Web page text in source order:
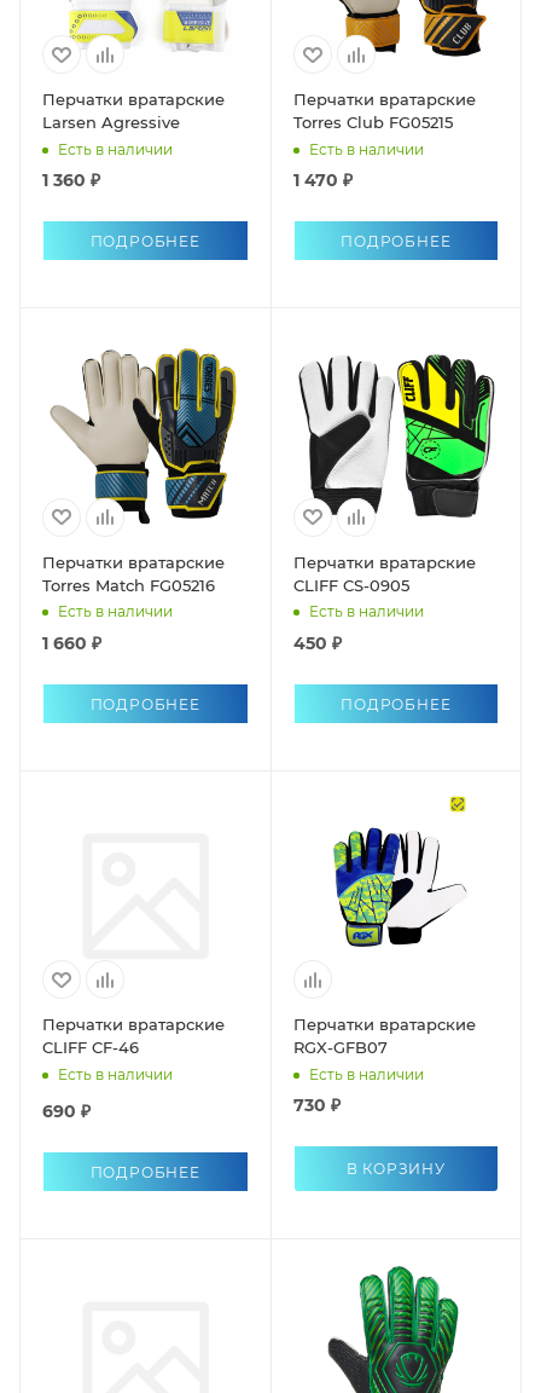
Перчатки вратарские
Larsen Agressive
Есть в наличии
1 360 ₽
ПОДРОБНЕЕ
Перчатки вратарские
Torres Club FG05215
Есть в наличии
1 470 ₽
ПОДРОБНЕЕ
Перчатки вратарские
Torres Match FG05216
Есть в наличии
1 660 ₽
ПОДРОБНЕЕ
Перчатки вратарские
CLIFF CS-0905
Есть в наличии
450 ₽
ПОДРОБНЕЕ
Перчатки вратарские
CLIFF CF-46
Есть в наличии
690 ₽
ПОДРОБНЕЕ
Перчатки вратарские
RGX-GFB07
Есть в наличии
730 ₽
В КОРЗИНУ